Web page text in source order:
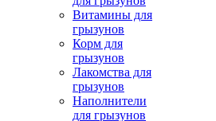
Витамины для
грызунов
Корм для
грызунов
Лакомства для
грызунов
Наполнители
для грызунов